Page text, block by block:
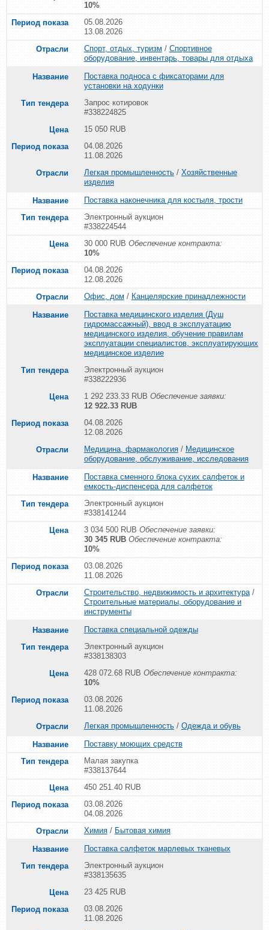
10%
05.08.2026
13.08.2026
Спорт, отдых, туризм / Спортивное
оборудование, инвентарь, товары для отдыха
Поставка подноса с фиксаторами для
установки на ходунки
Запрос котировок
#338224825
15 050 RUB
04.08.2026
11.08.2026
Легкая промышленность/ Хозяйственные
изделия
Поставка наконечника для костыля, трости
Электронный аукцион
#338224544
30 000 RUB Обеспечение контракта:
10%
04.08.2026
12.08.2026
Офис, дом / Канцелярские принадлежности
Поставка медицинского изделия (Душ
гидромассажный), ввод в эксплуатацию
медицинского изделия, обучение правилам
эксплуатации специалистов, эксплуатирующих
медицинское изделие
Электронный аукцион
#338222936
1 292 233.33 RUB Обеспечение заявки:
12 922.33 RUB
04.08.2026
12.08.2026
Медицина, фармакология/ Медицинское
оборудование, обслуживание, исследования
Поставка сменного блока сухих салфеток и
емкость-диспенсера для салфеток
Электронный аукцион
#338141244
3 034 500 RUB Обеспечение заявки:
30 345 RUB Обеспечение контракта:
10%
03.08.2026
11.08.2026
Строительство, недвижимость и архитектура/
Строительные материалы, оборудование и
инструменты
Поставка специальной одежды
Электронный аукцион
#338138303
428 072.68 RUB Обеспечение контракта:
10%
03.08.2026
11.08.2026
Легкая промышленность/ Одежда и обувь
Поставку моющих средств
Малая закупка
#338137644
450 251.40 RUB
03.08.2026
04.08.2026
Химия/ Бытовая химия
Поставка салфеток марлевых тканевых
Электронный аукцион
#338135635
23 425 RUB
03.08.2026
11.08.2026